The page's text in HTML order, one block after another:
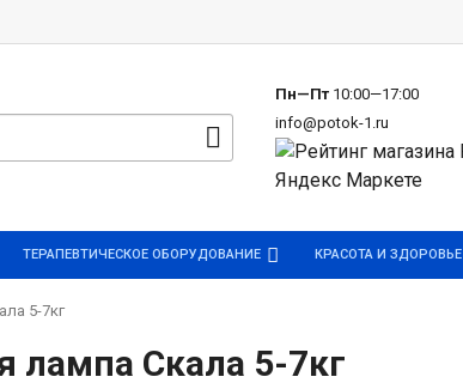
Пн—Пт10:00—17:00
info@potok-1.ru
ТЕРАПЕВТИЧЕСКОЕ ОБОРУДОВАНИЕ КРАСОТА И ЗДОРОВЬЕ
5-7кг
лампа Скала 5-7кг